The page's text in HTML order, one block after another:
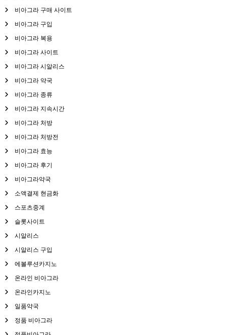
비아그라 구매 사이트
비아그라 구입
비아그라 복용
비아그라 사이트
비아그라 시알리스
비아그라 약국
비아그라 종류
비아그라 지속시간
비아그라 처방
비아그라 처방전
비아그라 효능
비아그라 후기
비아그라약국
소액결제 현금화
스포츠중계
슬롯사이트
시알리스
시알리스 구입
에볼루션카지노
온라인 비아그라
온라인카지노
일품약국
정품 비아그라